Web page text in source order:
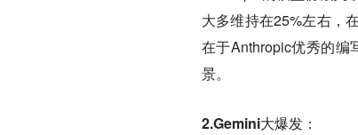
大多维持在25%左右，
在于Anthropic优秀的编
景。
2.Gemini大爆发：